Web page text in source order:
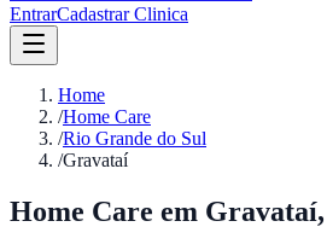
EntrarCadastrar Clinica
Home
/Home Care
/Rio Grande do Sul
/Gravataí
Home Care em Gravataí,